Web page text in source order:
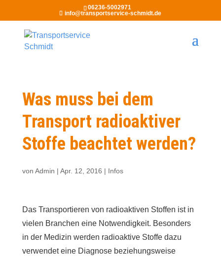
06236-5002971
info@transportservice-schmidt.de
Was muss bei dem
Transport radioaktiver
Stoffe beachtet werden?
von Admin | Apr. 12, 2016 | Infos
Das Transportieren von radioaktiven Stoffen ist in
vielen Branchen eine Notwendigkeit. Besonders
in der Medizin werden radioaktive Stoffe dazu
verwendet eine Diagnose beziehungsweise